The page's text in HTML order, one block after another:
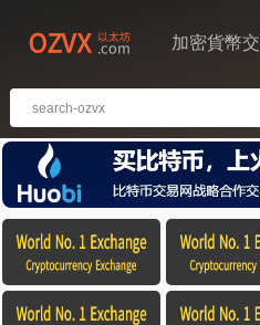
加密貨幣